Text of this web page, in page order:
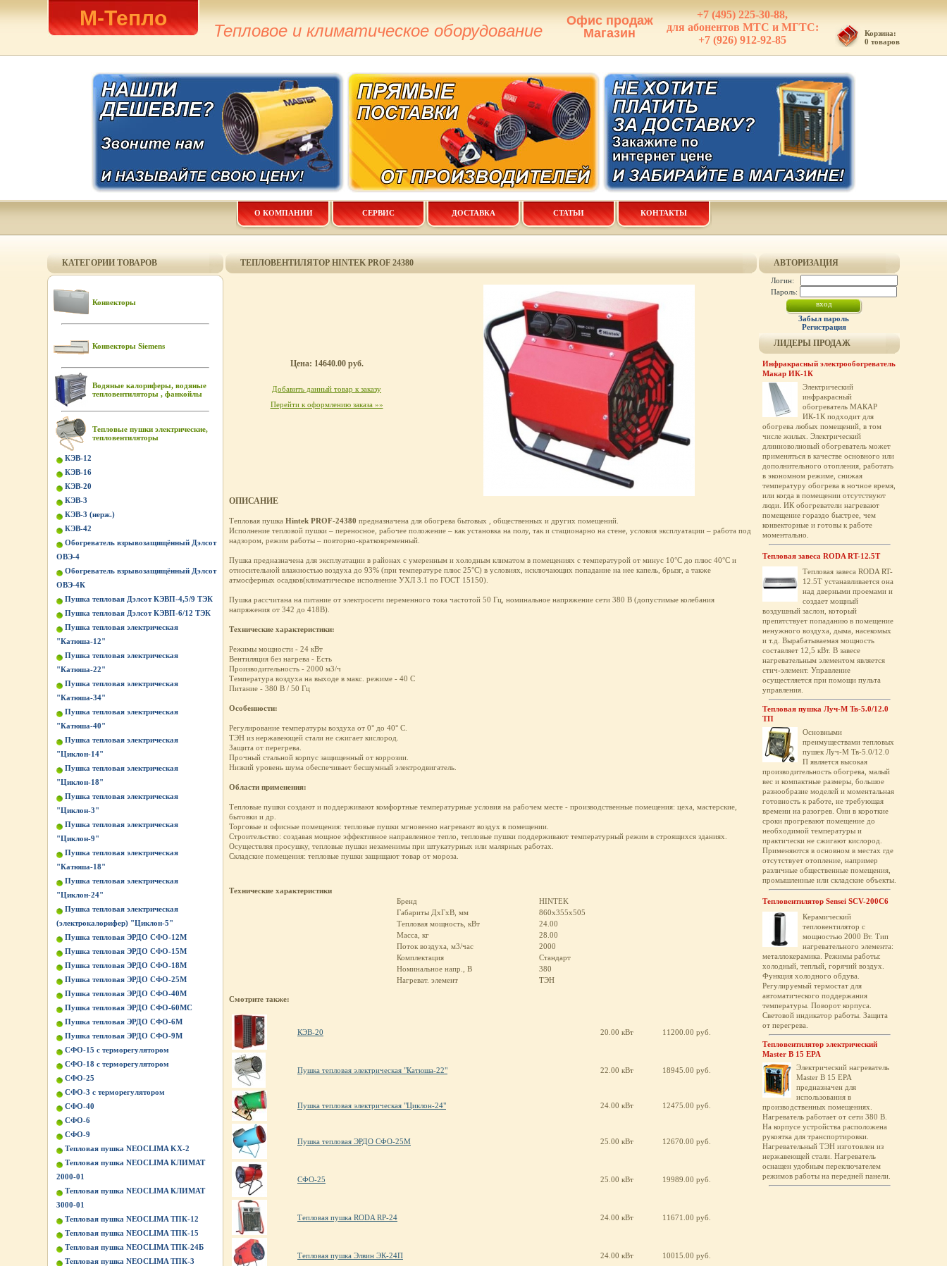
М-Тепло
Тепловое и климатическое оборудование
Офис продаж
Магазин
+7 (495) 225-30-88,
для абонентов МТС и МГТС:
+7 (926) 912-92-85
Корзина:
0 товаров
О КОМПАНИИ СЕРВИС ДОСТАВКА СТАТЬИ КОНТАКТЫ
КАТЕГОРИИ ТОВАРОВ
Конвекторы
Конвекторы Siemens
Водяные калориферы, водяные
тепловентиляторы , фанкойлы
Тепловые пушки электрические,
тепловентиляторы
КЭВ-12
КЭВ-16
КЭВ-20
КЭВ-3
КЭВ-3 (нерж.)
КЭВ-42
Обогреватель взрывозащищённый Дэлсот
ОВЭ-4
Обогреватель взрывозащищённый Дэлсот
ОВЭ-4К
Пушка тепловая Дэлсот КЭВП-4,5/9 ТЭК
Пушка тепловая Дэлсот КЭВП-6/12 ТЭК
Пушка тепловая электрическая
"Катюша-12"
Пушка тепловая электрическая
"Катюша-22"
Пушка тепловая электрическая
"Катюша-34"
Пушка тепловая электрическая
"Катюша-40"
Пушка тепловая электрическая
"Циклон-14"
Пушка тепловая электрическая
"Циклон-18"
Пушка тепловая электрическая
"Циклон-3"
Пушка тепловая электрическая
"Циклон-9"
Пушка тепловая электрическая
"Катюша-18"
Пушка тепловая электрическая
"Циклон-24"
Пушка тепловая электрическая
(электрокалорифер) "Циклон-5"
Пушка тепловая ЭРДО СФО-12М
Пушка тепловая ЭРДО СФО-15М
Пушка тепловая ЭРДО СФО-18М
Пушка тепловая ЭРДО СФО-25М
Пушка тепловая ЭРДО СФО-40М
Пушка тепловая ЭРДО СФО-60МС
Пушка тепловая ЭРДО СФО-6М
Пушка тепловая ЭРДО СФО-9М
СФО-15 с терморегулятором
СФО-18 с терморегулятором
СФО-25
СФО-3 с терморегулятором
СФО-40
СФО-6
СФО-9
Тепловая пушка NEOCLIMA KХ-2
Тепловая пушка NEOCLIMA КЛИМАТ
2000-01
Тепловая пушка NEOCLIMA КЛИМАТ
3000-01
Тепловая пушка NEOCLIMA ТПК-12
Тепловая пушка NEOCLIMA ТПК-15
Тепловая пушка NEOCLIMA ТПК-24Б
Тепловая пушка NEOCLIMA ТПК-3
ТЕПЛОВЕНТИЛЯТОР HINTEK PROF 24380
Цена: 14640.00 руб.
Добавить данный товар к заказу
Перейти к оформлению заказа »»
ОПИСАНИЕ
Тепловая пушка Hintek PROF-24380 предназначена для обогрева бытовых , общественных и других помещений.
Исполнение тепловой пушки – переносное, рабочее положение – как установка на полу, так и стационарно на стене, условия эксплуатации – работа под
надзором, режим работы – повторно-кратковременный.
Пушка предназначена для эксплуатации в районах с умеренным и холодным климатом в помещениях с температурой от минус 10°С до плюс 40°С и
относительной влажностью воздуха до 93% (при температуре плюс 25°С) в условиях, исключающих попадание на нее капель, брызг, а также
атмосферных осадков(климатическое исполнение УХЛ 3.1 по ГОСТ 15150).
Пушка рассчитана на питание от электросети переменного тока частотой 50 Гц, номинальное напряжение сети 380 В (допустимые колебания
напряжения от 342 до 418В).
Технические характеристики:
Режимы мощности - 24 кВт
Вентиляция без нагрева - Есть
Производительность - 2000 м3/ч
Температура воздуха на выходе в макс. режиме - 40 С
Питание - 380 В / 50 Гц
Особенности:
Регулирование температуры воздуха от 0° до 40° С.
ТЭН из нержавеющей стали не сжигает кислород.
Защита от перегрева.
Прочный стальной корпус защищенный от коррозии.
Низкий уровень шума обеспечивает бесшумный электродвигатель.
Области применения:
Тепловые пушки создают и поддерживают комфортные температурные условия на рабочем месте - производственные помещения: цеха, мастерские,
бытовки и др.
Торговые и офисные помещения: тепловые пушки мгновенно нагревают воздух в помещении.
Строительство: создавая мощное эффективное направленное тепло, тепловые пушки поддерживают температурный режим в строящихся зданиях.
Осуществляя просушку, тепловые пушки незаменимы при штукатурных или малярных работах.
Складские помещения: тепловые пушки защищают товар от мороза.
Технические характеристики
Бренд
HINTEK
Габариты ДхГхВ, мм
860х355х505
Тепловая мощность, кВт
24.00
Масса, кг
28.00
Поток воздуха, м3/час
2000
Комплектация
Стандарт
Номинальное напр., В
380
Нагреват. элемент
ТЭН
Смотрите также:
КЭВ-20 20.00 кВт 11200.00 руб.
Пушка тепловая электрическая "Катюша-22" 22.00 кВт 18945.00 руб.
Пушка тепловая электрическая "Циклон-24" 24.00 кВт 12475.00 руб.
Пушка тепловая ЭРДО СФО-25М 25.00 кВт 12670.00 руб.
СФО-25 25.00 кВт 19989.00 руб.
Тепловая пушка RODA RP-24 24.00 кВт 11671.00 руб.
Тепловая пушка Элвин ЭК-24П 24.00 кВт 10015.00 руб.
АВТОРИЗАЦИЯ
Логин:
Пароль:
Забыл пароль
Регистрация
ЛИДЕРЫ ПРОДАЖ
Инфракрасный электрообогреватель
Макар ИК-1К
Электрический
инфракрасный
обогреватель МАКАР
ИК-1К подходит для
обогрева любых помещений, в том
числе жилых. Электрический
длинноволновый обогреватель может
применяться в качестве основного или
дополнительного отопления, работать
в экономном режиме, снижая
температуру обогрева в ночное время,
или когда в помещении отсутствуют
люди. ИК обогреватели нагревают
помещение гораздо быстрее, чем
конвекторные и готовы к работе
моментально.
Тепловая завеса RODA RT-12.5T
Тепловая завеса RODA RT-
12.5T устанавливается она
над дверными проемами и
создает мощный
воздушный заслон, который
препятствует попаданию в помещение
ненужного воздуха, дыма, насекомых
и т.д. Вырабатываемая мощность
составляет 12,5 кВт. В завесе
нагревательным элементом является
стич-элемент. Управление
осущестляется при помощи пульта
управления.
Тепловая пушка Луч-М Тв-5.0/12.0
ТП
Основными
преимуществами тепловых
пушек Луч-М Тв-5.0/12.0
П является высокая
производительность обогрева, малый
вес и компактные размеры, большое
разнообразие моделей и моментальная
готовность к работе, не требующая
времени на разогрев. Они в короткие
сроки прогревают помещение до
необходимой температуры и
практически не сжигают кислород.
Применяются в основном в местах где
отсутствует отопление, например
различные общественные помещения,
промышленные или складские объекты.
Тепловентилятор Sensei SCV-200C6
Керамический
тепловентилятор с
мощностью 2000 Вт. Тип
нагревательного элемента:
металлокерамика. Режимы работы:
холодный, теплый, горячий воздух.
Функция холодного обдува.
Регулируемый термостат для
автоматического поддержания
температуры. Поворот корпуса.
Световой индикатор работы. Защита
от перегрева.
Тепловентилятор электрический
Master B 15 EPA
Электрический нагреватель
Master B 15 EPA
предназначен для
использования в
производственных помещениях.
Нагреватель работает от сети 380 В.
На корпусе устройства расположена
рукоятка для транспортировки.
Нагревательный ТЭН изготовлен из
нержавеющей стали. Нагреватель
оснащен удобным переключателем
режимов работы на передней панели.